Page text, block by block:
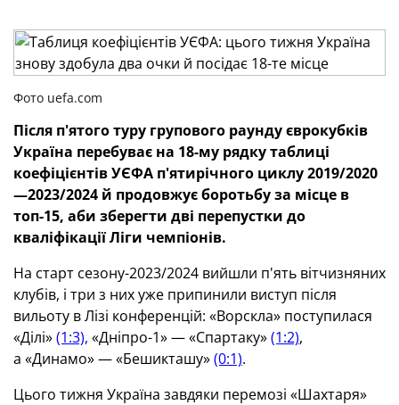
Фото uefa.com
Після п'ятого туру групового раундуєврокубків
Україна перебуває на 18-му рядкутаблиці
коефіцієнтів УЄФА п'ятирічного циклу 2019/2020
—2023/2024 й продовжує боротьбу за місце в
топ-15, аби зберегти дві перепустки до
кваліфікації Ліги чемпіонів.
На старт сезону-2023/2024 вийшли п'ять вітчизняних
клубів, і три з них уже припинили виступ після
вильоту в Лізі конференцій: «Ворскла» поступилася
«Ділі»(1:3), «Дніпро-1» — «Спартаку»(1:2),
а «Динамо» — «Бешикташу»(0:1).
Цього тижня Україна завдяки перемозі «Шахтаря»